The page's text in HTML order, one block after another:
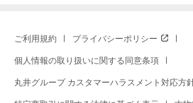
ご利用規約 プライバシーポリシー
個人情報の取り扱いに関する同意条項
丸井グループ カスタマーハラスメント対応方